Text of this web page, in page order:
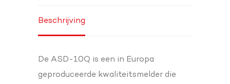
Beschrijving
De ASD-10Q is een in Europa
geproduceerde kwaliteitsmelder die